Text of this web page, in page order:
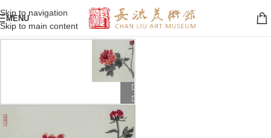
Skip to navigation
Skip to main content
MENU